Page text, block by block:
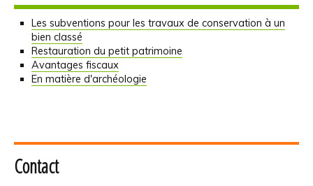
Les subventions pour les travaux de conservation à un
bien classé
Restauration du petit patrimoine
Avantages fiscaux
En matière d'archéologie
Contact